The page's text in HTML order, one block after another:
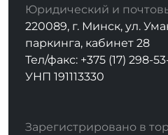
Юридический и
220089, г. Минск, ул.
паркинга, кабинет 28
Тел/факс: +375 (17) 298-
УНП 191113330
Зарегистрировано в